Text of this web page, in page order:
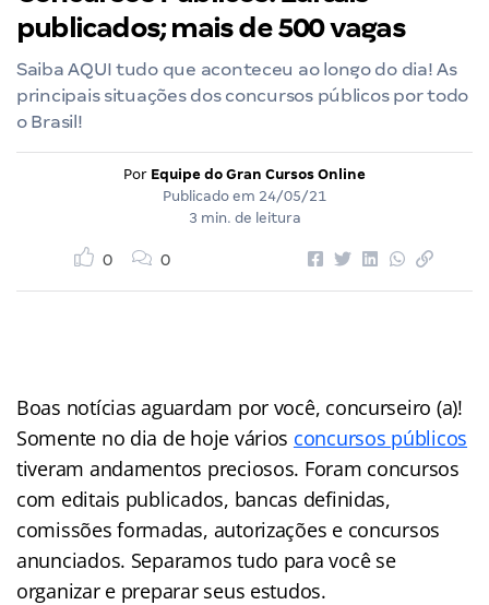
publicados; mais de 500 vagas
Saiba AQUI tudo que aconteceu ao longo do dia! As
principais situações dos concursos públicos por todo
o Brasil!
Por Equipe do Gran Cursos Online
Publicado em 24/05/21
3 min. de leitura
0 0
Boas notícias aguardam por você, concurseiro (a)!
Somente no dia de hoje vários concursos públicos
tiveram andamentos preciosos. Foram concursos
com editais publicados, bancas definidas,
comissões formadas, autorizações e concursos
anunciados. Separamos tudo para você se
organizar e preparar seus estudos.